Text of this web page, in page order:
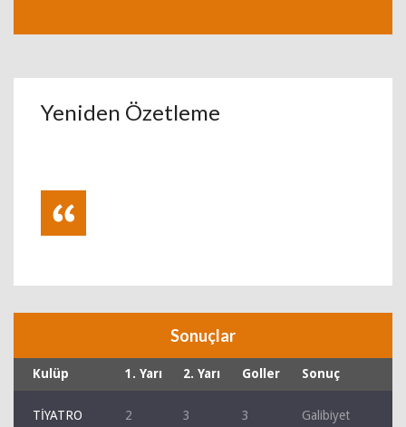
Yeniden Özetleme
Sonuçlar
Kulüp 1. Yarı 2. Yarı Goller Sonuç
TİYATRO 2 3 3 Galibiyet